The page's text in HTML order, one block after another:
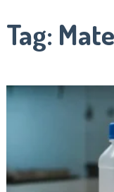
Tag: